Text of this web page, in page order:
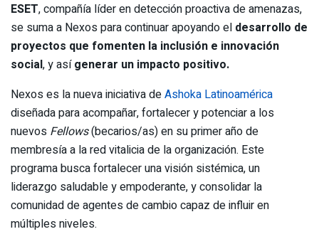
ESET, compañía líder en detección proactiva de amenazas,
se suma a Nexos para continuar apoyando el desarrollo de
proyectos que fomenten la inclusión e innovación
social, y asígenerar un impacto positivo.
Nexos es la nueva iniciativa deAshoka Latinoamérica
diseñada para acompañar, fortalecer y potenciar a los
nuevos Fellows(becarios/as) en su primer año de
membresía a la red vitalicia de la organización. Este
programa busca fortalecer una visión sistémica, un
liderazgo saludable y empoderante, y consolidar la
comunidad de agentes de cambio capaz de influir en
múltiples niveles.